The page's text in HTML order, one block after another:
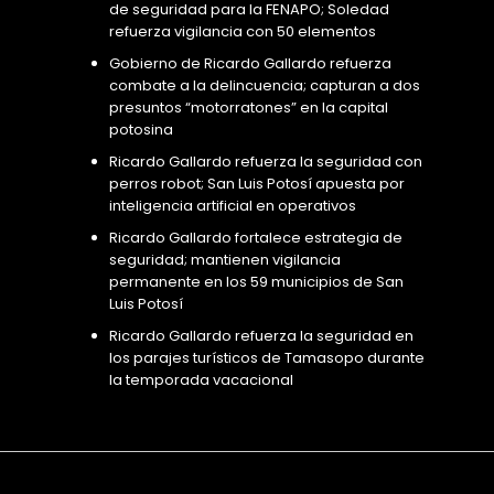
de seguridad para la FENAPO; Soledad
refuerza vigilancia con 50 elementos
Gobierno de Ricardo Gallardo refuerza
combate a la delincuencia; capturan a dos
presuntos “motorratones” en la capital
potosina
Ricardo Gallardo refuerza la seguridad con
perros robot; San Luis Potosí apuesta por
inteligencia artificial en operativos
Ricardo Gallardo fortalece estrategia de
seguridad; mantienen vigilancia
permanente en los 59 municipios de San
Luis Potosí
Ricardo Gallardo refuerza la seguridad en
los parajes turísticos de Tamasopo durante
la temporada vacacional